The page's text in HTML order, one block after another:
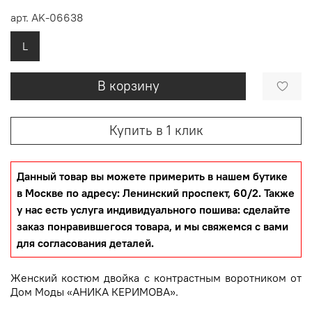
арт. AK-06638
В корзину
Купить в 1 клик
Данный товар вы можете примерить в нашем бутике
в Москве по адресу: Ленинский проспект, 60/2. Также
у нас есть услуга индивидуального пошива: сделайте
заказ понравившегося товара, и мы свяжемся с вами
для согласования деталей.
L
Женский костюм двойка с контрастным воротником от
Дом Моды «АНИКА КЕРИМОВА».